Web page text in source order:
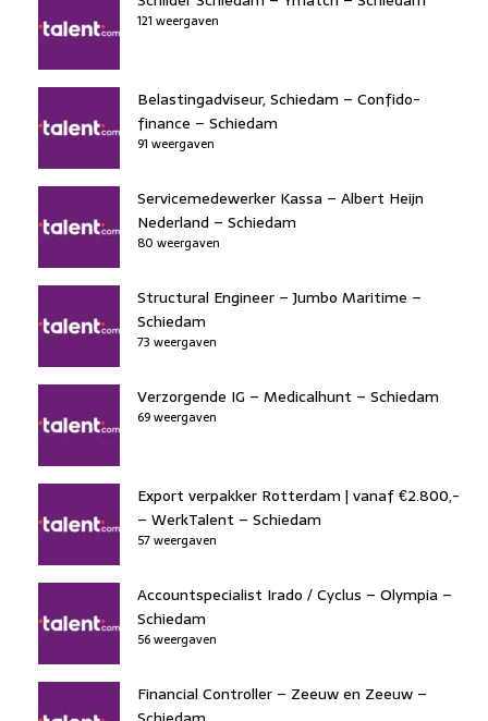
o
o
k
n o s
121 weergaven
Belastingadviseur, Schiedam – Confido-
finance – Schiedam
91 weergaven
Servicemedewerker Kassa – Albert Heijn
Nederland – Schiedam
80 weergaven
Structural Engineer – Jumbo Maritime –
Schiedam
73 weergaven
Verzorgende IG – Medicalhunt – Schiedam
69 weergaven
Export verpakker Rotterdam | vanaf €2.800,-
– WerkTalent – Schiedam
57 weergaven
Accountspecialist Irado / Cyclus – Olympia –
Schiedam
56 weergaven
Financial Controller – Zeeuw en Zeeuw –